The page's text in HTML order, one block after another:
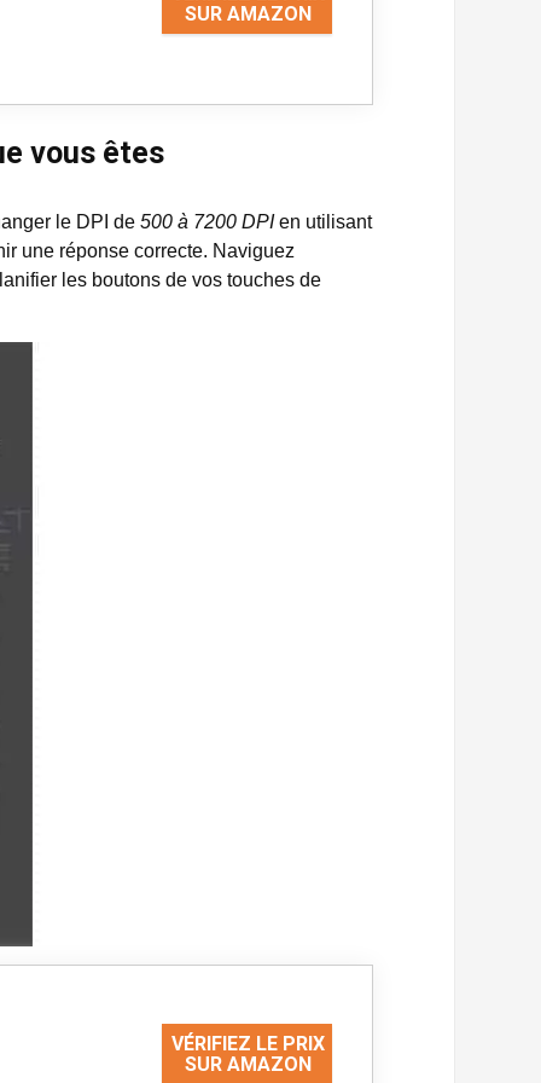
SUR AMAZON
vous êtes
le DPI de 500 à 7200 DPIen utilisant
une réponse correcte. Naviguez
les boutons de vos touches de
VÉRIFIEZ LE PRIX
SUR AMAZON